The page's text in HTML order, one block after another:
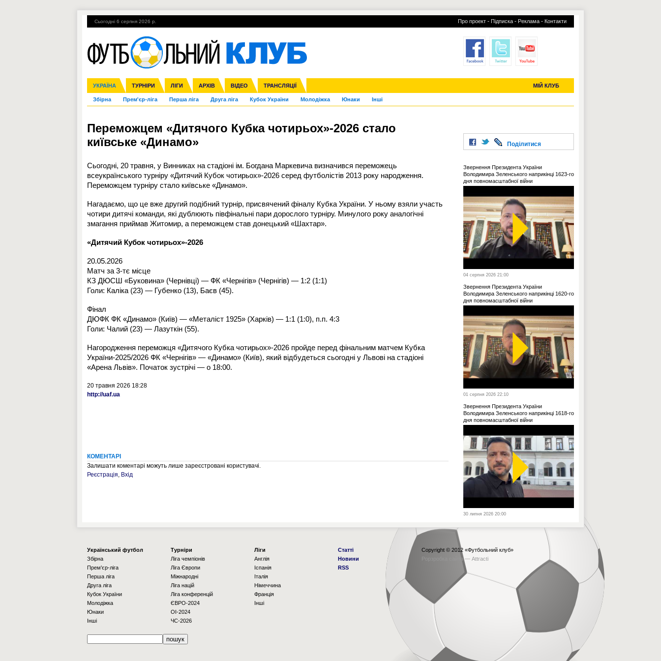
Сьогодні 6 серпня 2026 р. Про проект - Підписка - Реклама - Контакти
УКРАЇНА ТУРНІРИ ЛІГИ АРХІВ ВІДЕО ТРАНСЛЯЦІЇ МІЙ КЛУБ
Збірна Прем'єр-ліга Перша ліга Друга ліга Кубок України Молодіжка Юнаки Інші
Ліга чемпіонів Ліга Європи Міжнародні Ліга націй Ліга конференцій
Англія Іспанія Італія Німеччина Франція Інші
ЧС-2014 ЄВРО-2016 Росія Кубок конфедерацій ЧЄ-2015 (U-21)
Гарячі теми УПЛ, 1-й тур ВІЙНА УПЛ-ПЕРЕХОДИ УСІ ТРАНСФЕРИ
Переможцем «Дитячого Кубка чотирьох»-2026 стало
київське «Динамо»
Сьогодні, 20 травня, у Винниках на стадіоні ім. Богдана Маркевича визначився переможець
всеукраїнського турніру «Дитячий Кубок чотирьох»-2026 серед футболістів 2013 року народження.
Переможцем турніру стало київське «Динамо».
Нагадаємо, що це вже другий подібний турнір, присвячений фіналу Кубка України. У ньому взяли участь
чотири дитячі команди, які дублюють півфінальні пари дорослого турніру. Минулого року аналогічні
змагання приймав Житомир, а переможцем став донецький «Шахтар».
«Дитячий Кубок чотирьох»-2026
20.05.2026
Матч за 3-тє місце
КЗ ДЮСШ «Буковина» (Чернівці) — ФК «Чернігів» (Чернігів) — 1:2 (1:1)
Голи: Каліка (23) — Губенко (13), Баєв (45).
Фінал
ДЮФК ФК «Динамо» (Київ) — «Металіст 1925» (Харків) — 1:1 (1:0), п.п. 4:3
Голи: Чалий (23) — Лазуткін (55).
Нагородження переможця «Дитячого Кубка чотирьох»-2026 пройде перед фінальним матчем Кубка
України-2025/2026 ФК «Чернігів» — «Динамо» (Київ), який відбудеться сьогодні у Львові на стадіоні
«Арена Львів». Початок зустрічі — о 18:00.
20 травня 2026 18:28
http://uaf.ua
КОМЕНТАРІ
Залишати коментарі можуть лише зареєстровані користувачі.
Реєстрація, Вхід
Поділитися
Звернення Президента України
Володимира Зеленського наприкінці 1623-го
дня повномасштабної війни
04 серпня 2026 21:00
Звернення Президента України
Володимира Зеленського наприкінці 1620-го
дня повномасштабної війни
01 серпня 2026 22:10
Звернення Президента України
Володимира Зеленського наприкінці 1618-го
дня повномасштабної війни
30 липня 2026 20:00
Українcький футбол
Збірна
Прем'єр-ліга
Перша ліга
Друга ліга
Кубок України
Молодіжка
Юнаки
Інші
Турніри
Ліга чемпіонів
Ліга Європи
Міжнародні
Ліга націй
Ліга конференцій
ЄВРО-2024
OI-2024
ЧС-2026
Ліги
Англія
Іспанія
Італія
Німеччина
Франція
Інші
Статті
Новини
RSS
Copyright © 2012 «Футбольний клуб»
Рорзробка сайта — Attracti